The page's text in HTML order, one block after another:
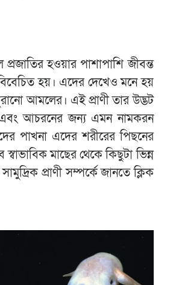
হওয়ার পাশাপাশি জীবন্ত
হয়। এদের দেখেও মনে হয়
আমলের। এই প্রাণী তার উদ্ভট
আচরনের জন্য এমন নামকরন
পাখনা এদের শরীরের পিছনের
মাছের থেকে কিছুটা ভিন্ন
প্রাণী সম্পর্কে জানতে ক্লিক